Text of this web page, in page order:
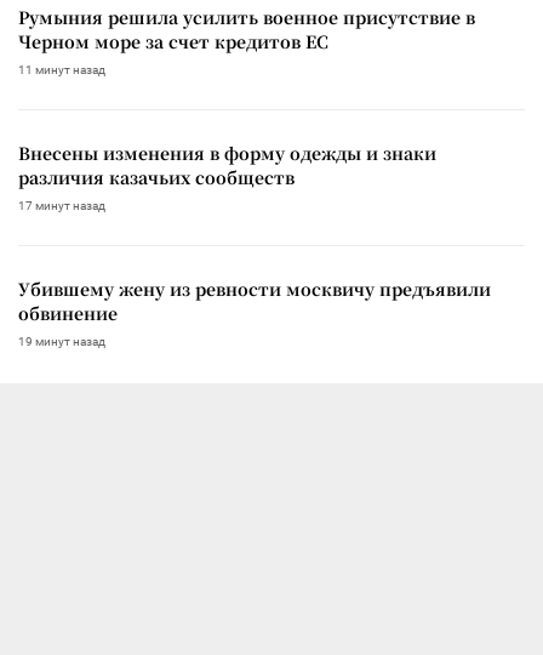
Румыния решила усилить военное присутствие в
Черном море за счет кредитов ЕС
11 минут назад
Внесены изменения в форму одежды и знаки
различия казачьих сообществ
17 минут назад
Убившему жену из ревности москвичу предъявили
обвинение
19 минут назад